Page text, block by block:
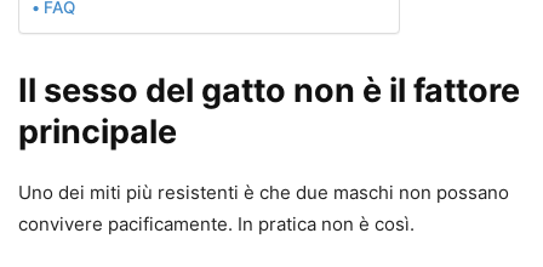
FAQ
Il sesso del gatto non è il fattore
principale
Uno dei miti più resistenti è che due maschi non possano
convivere pacificamente. In pratica non è così.